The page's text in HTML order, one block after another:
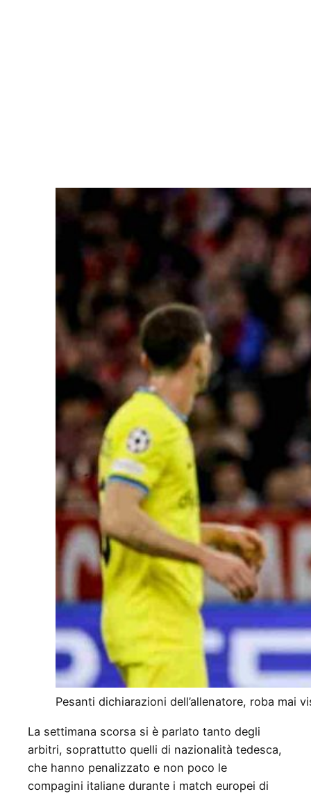
Pesanti dichiarazioni dell’allenatore, roba mai
La settimana scorsa si è parlato tanto degli
arbitri, soprattutto quelli di nazionalità tedesca,
che hanno penalizzato e non poco le
compagini italiane durante i match europei di